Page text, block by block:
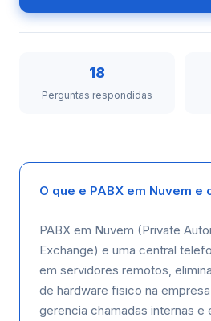
18
Perguntas respondidas
O que e PABX em Nuvem e
PABX em Nuvem (Private
Exchange) e uma central
em servidores remotos,
de hardware fisico na
gerencia chamadas internas e